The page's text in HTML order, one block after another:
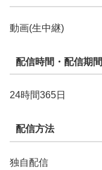
動画(生中継)
配信時間・配信期間
24時間365日
配信方法
独自配信